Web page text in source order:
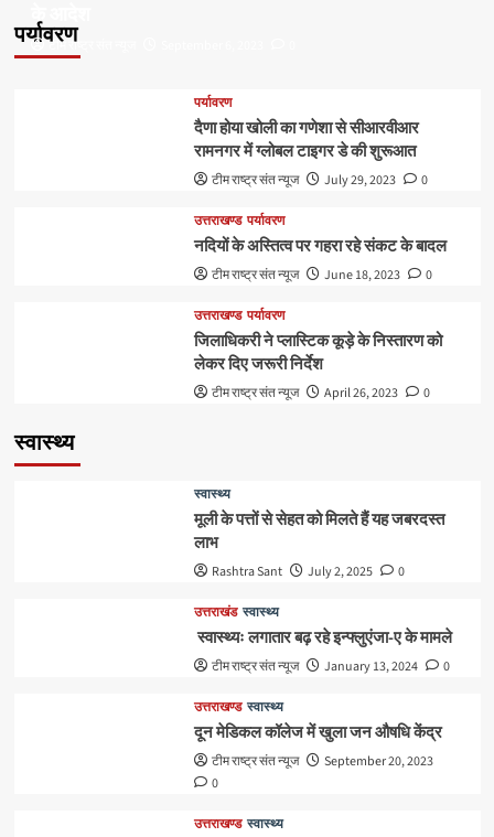
पर्यावरण
के आदेश
टीम राष्ट्र संत न्यूज
पर्यावरण
दैणा होया खोली का गणेशा से सीआरवीआर
रामनगर में ग्लोबल टाइगर डे की शुरूआत
टीम राष्ट्र संत न्यूज July 29, 2023 0
उत्तराखण्ड पर्यावरण
नदियों के अस्तित्व पर गहरा रहे संकट के बादल
टीम राष्ट्र संत न्यूज June 18, 2023 0
उत्तराखण्ड पर्यावरण
जिलाधिकरी ने प्लास्टिक कूड़े के निस्तारण को
लेकर दिए जरूरी निर्देश
टीम राष्ट्र संत न्यूज April 26, 2023 0
स्वास्थ्य
स्वास्थ्य
मूली के पत्तों से सेहत को मिलते हैं यह जबरदस्त
लाभ
Rashtra Sant July 2, 2025 0
उत्तराखंड स्वास्थ्य
स्वास्थ्यः लगातार बढ़ रहे इन्फ्लुएंजा-ए के मामले
टीम राष्ट्र संत न्यूज January 13, 2024 0
उत्तराखण्ड स्वास्थ्य
दून मेडिकल कॉलेज में खुला जन औषधि केंद्र
टीम राष्ट्र संत न्यूज
September 20, 2023
0
उत्तराखण्ड स्वास्थ्य